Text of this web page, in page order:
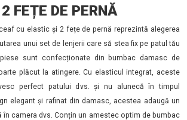
FEȚE DE PERNĂ
cu elastic și 2 fețe de pernă reprezintă alegerea
unui set de lenjerii care să stea fix pe patul tău
sunt confecționate din bumbac damasc de
plăcut la atingere. Cu elasticul integrat, aceste
perfect patului dvs. și nu alunecă în timpul
elegant și rafinat din damasc, acestea adaugă un
în camera dvs. Conțin un amestec optim de bumbac